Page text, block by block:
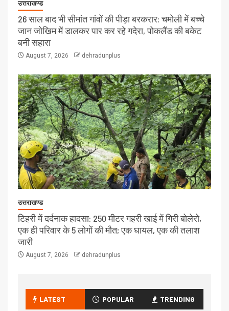
उत्तराखण्ड
26 साल बाद भी सीमांत गांवों की पीड़ा बरकरार: चमोली में बच्चे
जान जोखिम में डालकर पार कर रहे गदेरा, पोकलैंड की बकेट
बनी सहारा
August 7, 2026 dehradunplus
उत्तराखण्ड
टिहरी में दर्दनाक हादसा: 250 मीटर गहरी खाई में गिरी बोलेरो,
एक ही परिवार के 5 लोगों की मौत; एक घायल, एक की तलाश
जारी
August 7, 2026 dehradunplus
LATEST POPULAR TRENDING